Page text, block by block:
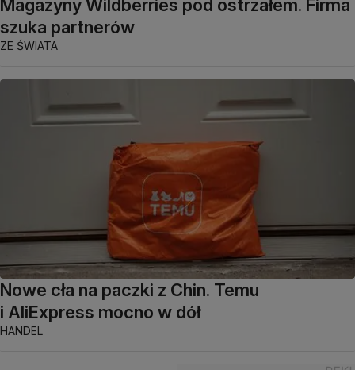
Magazyny Wildberries pod ostrzałem. Firma
szuka partnerów
ZE ŚWIATA
Nowe cła na paczki z Chin. Temu
i AliExpress mocno w dół
HANDEL